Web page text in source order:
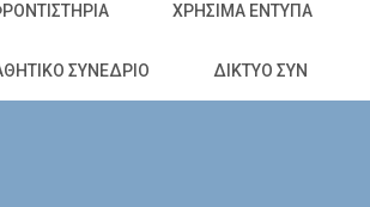
ΧΡΗΣΙΜΑ ΕΝΤΥΠΑ
ΣΥΝΕΔΡΙΟ ΔΙΚΤΥΟ ΣΥΝ